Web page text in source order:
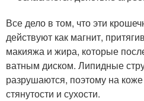
Все дело в том, что эти
действуют как магнит,
макияжа и жира, которые
ватным диском. Липидные
разрушаются, поэтому на
стянутости и сухости.